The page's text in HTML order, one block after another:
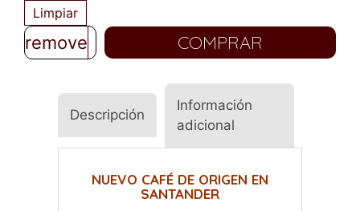
Limpiar
remove COMPRAR
Descripción
Información
adicional
NUEVO CAFÉ DE ORIGEN EN
SANTANDER